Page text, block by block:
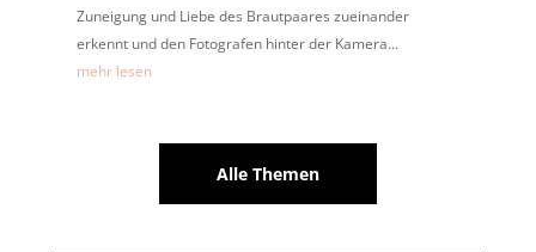
Zuneigung und Liebe des Brautpaares zueinander
erkennt und den Fotografen hinter der Kamera...
mehr lesen
Alle Themen